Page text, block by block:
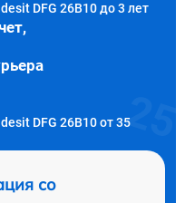
DFG 26B10 до 3 лет
DFG 26B10 от 35
со